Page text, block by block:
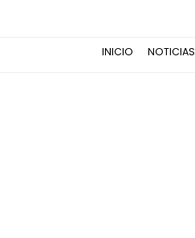
INICIO NOTICIAS